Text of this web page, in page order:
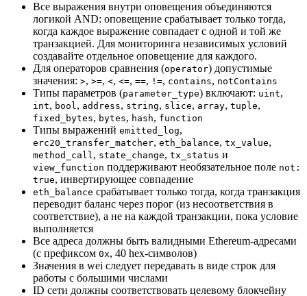
Все выражения внутри оповещения объединяются
логикой AND: оповещение срабатывает только тогда,
когда каждое выражение совпадает с одной и той же
транзакцией. Для мониторинга независимых условий
создавайте отдельное оповещение для каждого.
Для операторов сравнения (operator) допустимые
значения: >, >=, <, <=, ==, !=, contains, notContains
Типы параметров (parameter_type) включают: uint,
int, bool , address, string, slice, array, tuple,
fixed_bytes, bytes, hash, function
Типы выражений emitted_log,
erc20_transfer_matcher, eth_balance, tx_value,
method_call , state_change, tx_status и
view_function поддерживают необязательное поле not:
true, инвертирующее совпадение
eth_balance срабатывает только тогда, когда транзакция
переводит баланс через порог (из несоответствия в
соответствие), а не на каждой транзакции, пока условие
выполняется
Все адреса должны быть валидными Ethereum-адресами
(с префиксом 0x, 40 hex-символов)
Значения в wei следует передавать в виде строк для
работы с большими числами
ID сети должны соответствовать целевому блокчейну